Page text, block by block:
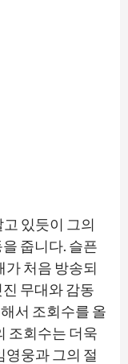
있듯이 그의
줍니다. 슬픈
가 처음 방송되
무대와 감동
서 조회수를 올
조회수는 더욱
영웅과 그의 절